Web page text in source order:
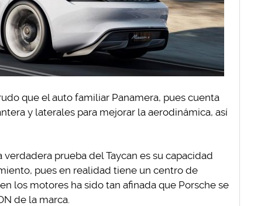
que el auto familiar Panamera, pues cuenta
y laterales para mejorar la aerodinámica, así
prueba del Taycan es su capacidad
pues en realidad tiene un centro de
los motores ha sido tan afinada que Porsche se
de la marca.